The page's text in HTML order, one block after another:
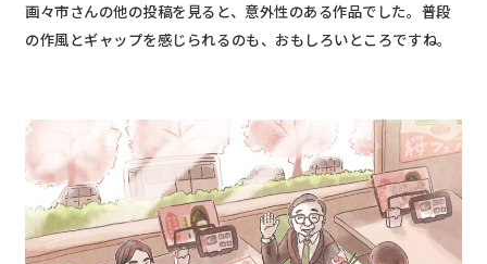
画々市さんの他の投稿を見ると、意外性のある作品でした。普段
の作風とギャップを感じられるのも、おもしろいところですね。